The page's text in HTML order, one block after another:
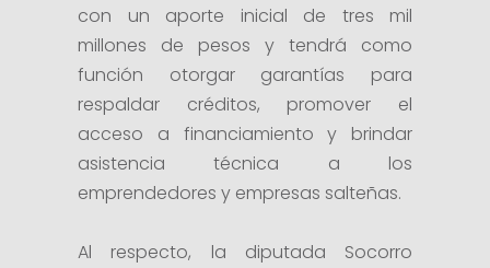
con un aporte inicial de tres mil
millones de pesos y tendrá como
función otorgar garantías para
respaldar créditos, promover el
acceso a financiamiento y brindar
asistencia técnica a los
emprendedores y empresas salteñas.
Al respecto, la diputada Socorro